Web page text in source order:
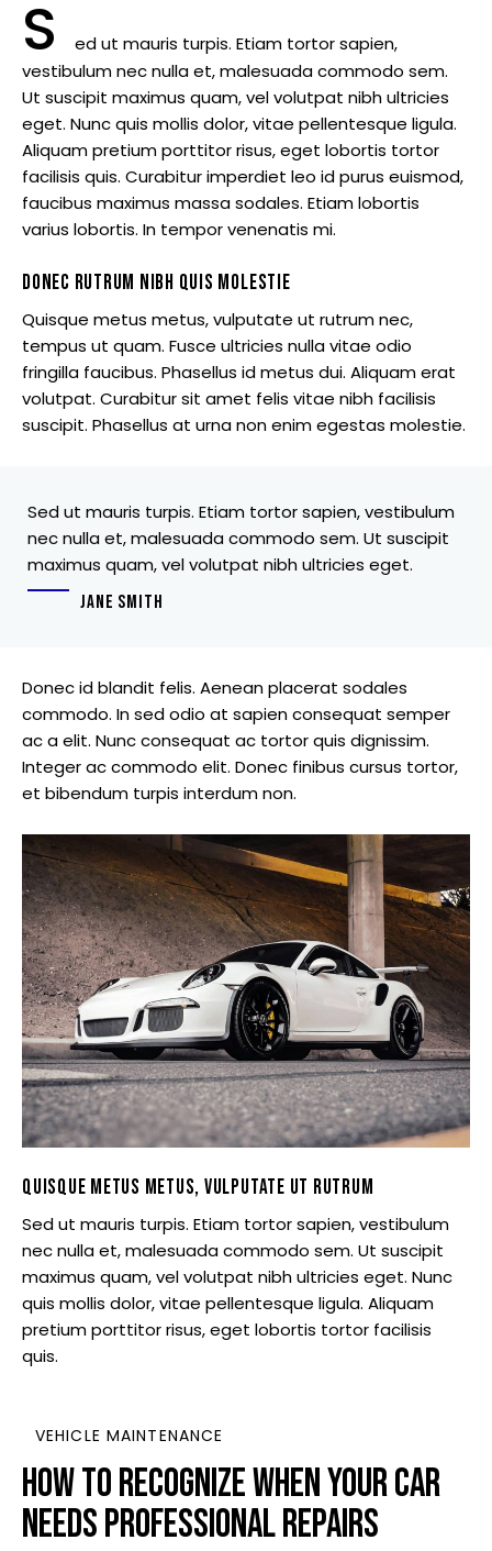
S
ed ut mauris turpis. Etiam tortor sapien,
vestibulum nec nulla et, malesuada commodo sem.
Ut suscipit maximus quam, vel volutpat nibh ultricies
eget. Nunc quis mollis dolor, vitae pellentesque ligula.
Aliquam pretium porttitor risus, eget lobortis tortor
facilisis quis. Curabitur imperdiet leo id purus euismod,
faucibus maximus massa sodales. Etiam lobortis
varius lobortis. In tempor venenatis mi.
DONEC RUTRUM NIBH QUIS MOLESTIE
Quisque metus metus, vulputate ut rutrum nec,
tempus ut quam. Fusce ultricies nulla vitae odio
fringilla faucibus. Phasellus id metus dui. Aliquam erat
volutpat. Curabitur sit amet felis vitae nibh facilisis
suscipit. Phasellus at urna non enim egestas molestie.
Sed ut mauris turpis. Etiam tortor sapien, vestibulum
nec nulla et, malesuada commodo sem. Ut suscipit
maximus quam, vel volutpat nibh ultricies eget.
JANE SMITH
Donec id blandit felis. Aenean placerat sodales
commodo. In sed odio at sapien consequat semper
ac a elit. Nunc consequat ac tortor quis dignissim.
Integer ac commodo elit. Donec finibus cursus tortor,
et bibendum turpis interdum non.
QUISQUE METUS METUS, VULPUTATE UT RUTRUM
Sed ut mauris turpis. Etiam tortor sapien, vestibulum
nec nulla et, malesuada commodo sem. Ut suscipit
maximus quam, vel volutpat nibh ultricies eget. Nunc
quis mollis dolor, vitae pellentesque ligula. Aliquam
pretium porttitor risus, eget lobortis tortor facilisis
quis.
HOME
ABOUT
SERVICES
OUR MISSION
LOCATIONS
CONTACT
VEHICLE MAINTENANCE
HOW TO RECOGNIZE WHEN YOUR CAR
NEEDS PROFESSIONAL REPAIRS